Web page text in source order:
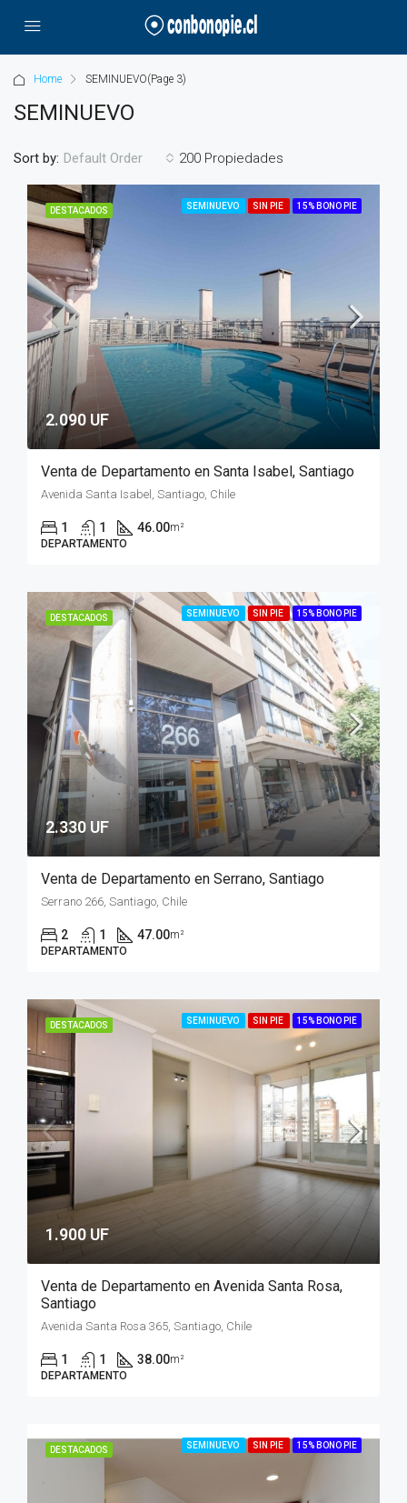
Home SEMINUEVO(Page 3)
SEMINUEVO
200 Propiedades
Sort by: Default Order
DESTACADOS SEMINUEVO SIN PIE 15% BONO PIE
2.090 UF
Venta de Departamento en Santa Isabel, Santiago
Avenida Santa Isabel, Santiago, Chile
1 1 46.00m²
DEPARTAMENTO
DESTACADOS SEMINUEVO SIN PIE 15% BONO PIE
2.330 UF
Venta de Departamento en Serrano, Santiago
Serrano 266, Santiago, Chile
2 1 47.00m²
DEPARTAMENTO
DESTACADOS SEMINUEVO SIN PIE 15% BONO PIE
1.900 UF
Venta de Departamento en Avenida Santa Rosa,
Santiago
Avenida Santa Rosa 365, Santiago, Chile
1 1 38.00m²
DEPARTAMENTO
DESTACADOS SEMINUEVO SIN PIE 15% BONO PIE